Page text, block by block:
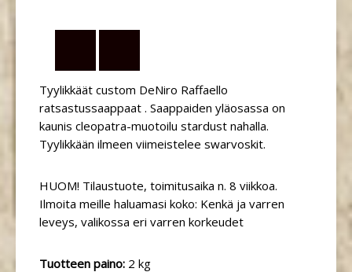
Tyylikkäät custom DeNiro Raffaello
ratsastussaappaat . Saappaiden yläosassa on
kaunis cleopatra-muotoilu stardust nahalla.
Tyylikkään ilmeen viimeistelee swarvoskit.
HUOM! Tilaustuote, toimitusaika n. 8 viikkoa.
Ilmoita meille haluamasi koko: Kenkä ja varren
leveys, valikossa eri varren korkeudet
Tuotteen paino: 2 kg